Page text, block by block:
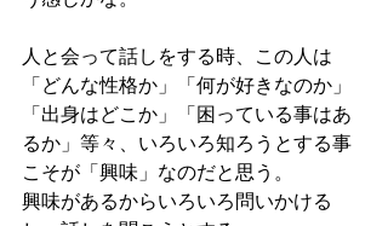
人と会って話しをする時、この人は
「どんな性格か」「何が好きなのか」
「出身はどこか」「困っている事はあ
るか」等々、いろいろ知ろうとする事
こそが「興味」なのだと思う。
興味があるからいろいろ問いかける